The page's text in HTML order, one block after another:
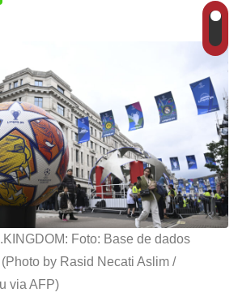
Foto: Base de dados
by Rasid Necati Aslim /
via AFP)